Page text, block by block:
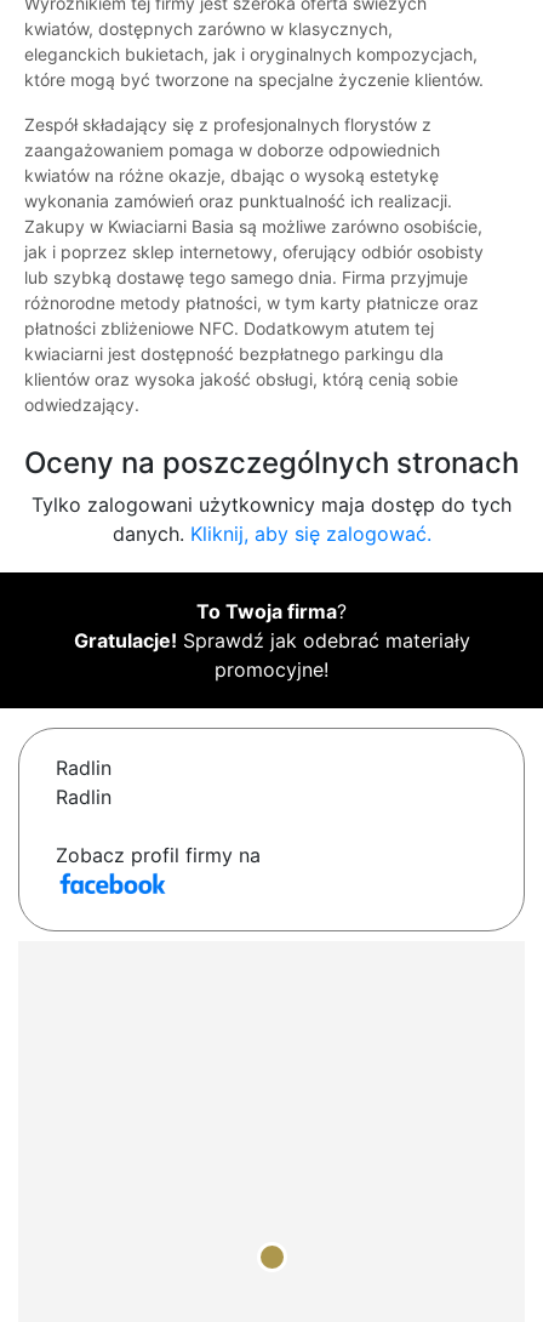
kwiatów, dostępnych zarówno w klasycznych,
eleganckich bukietach, jak i oryginalnych kompozycjach,
które mogą być tworzone na specjalne życzenie klientów.
Zespół składający się z profesjonalnych florystów z
zaangażowaniem pomaga w doborze odpowiednich
kwiatów na różne okazje, dbając o wysoką estetykę
wykonania zamówień oraz punktualność ich realizacji.
Zakupy w Kwiaciarni Basia są możliwe zarówno osobiście,
jak i poprzez sklep internetowy, oferujący odbiór osobisty
lub szybką dostawę tego samego dnia. Firma przyjmuje
różnorodne metody płatności, w tym karty płatnicze oraz
płatności zbliżeniowe NFC. Dodatkowym atutem tej
kwiaciarni jest dostępność bezpłatnego parkingu dla
klientów oraz wysoka jakość obsługi, którą cenią sobie
odwiedzający.
Oceny na poszczególnych stronach
Tylko zalogowani użytkownicy maja dostęp do tych
danych. Kliknij, aby się zalogować.
To Twoja firma?
Gratulacje! Sprawdź jak odebrać materiały
promocyjne!
Radlin
Radlin
Zobacz profil firmy na